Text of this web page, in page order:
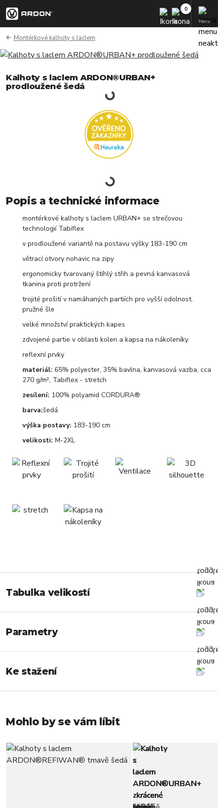
Menu
Montérkové kalhoty s laclem
Kalhoty s laclem ARDON®URBAN+
prodloužené šedá
Popis a technické informace
montérkové kalhoty s laclem URBAN+ se strečovou
technologií Tabiflex
v prodloužené variantě na postavu výšky 183-190 cm
větrací otvory nohavic na zipy
ergonomicky tvarovaný štíhlý střih a pevná kanvasová
tkanina proti protržení
trojité prošití v namáhaných partiích pro vyšší odolnost,
pružné šle
velké množství praktických kapes
zdvojené partie v oblasti kolen a kapsa na nákoleníky
reflexní prvky
materiál: 65% polyester, 35% bavlna, kanvasová vazba, cca
270 g/m², Tabiflex - stretch
zesílení: 100% polyamid CORDURA®
barva:šedá
výška postavy: 183-190 cm
velikosti: M-2XL
Tabulka velikostí
Parametry
Ke stažení
Mohlo by se vám líbit